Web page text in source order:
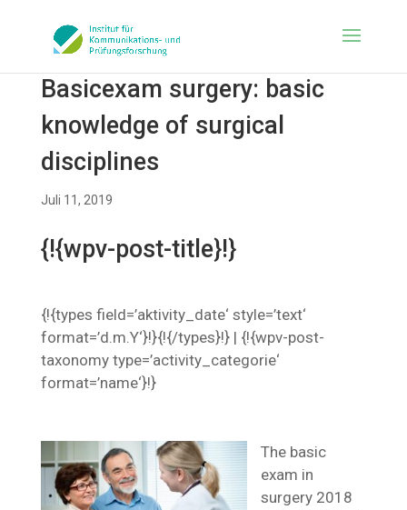
Basicexam surgery: basic
knowledge of surgical
disciplines
Juli 11, 2019
{!{wpv-post-title}!}
{!{types field=’aktivity_date‘ style=’text‘
format=’d.m.Y‘}!}{!{/types}!} | {!{wpv-post-
taxonomy type=’activity_categorie‘
format=’name‘}!}
The basic
exam in
surgery 2018